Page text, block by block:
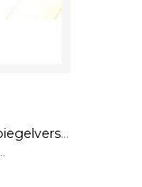
Fensterheberschalter Außenspiegelverstellung Fiat Bravo TRW